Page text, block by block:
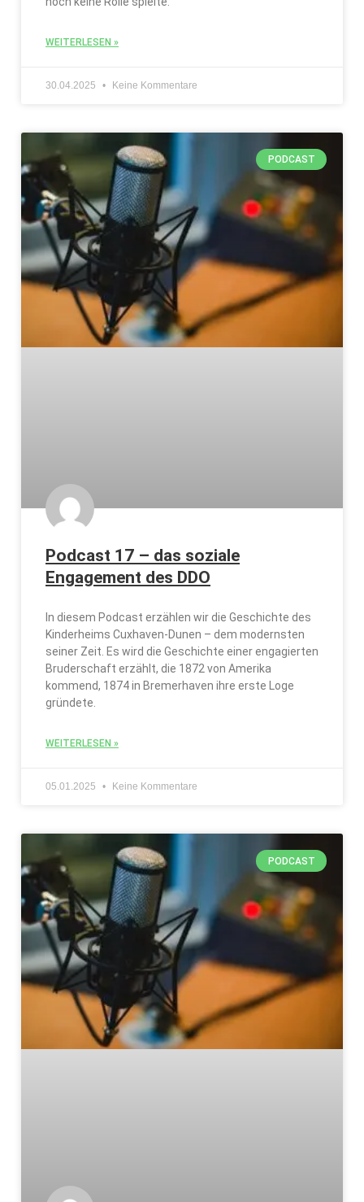
WEITERLESEN »
30.04.2025 Keine Kommentare
PODCAST
Podcast 17 – das soziale
Engagement des DDO
In diesem Podcast erzählen wir die Geschichte des
Kinderheims Cuxhaven-Dunen – dem modernsten
seiner Zeit. Es wird die Geschichte einer engagierten
Bruderschaft erzählt, die 1872 von Amerika
kommend, 1874 in Bremerhaven ihre erste Loge
gründete.
WEITERLESEN »
05.01.2025 Keine Kommentare
PODCAST